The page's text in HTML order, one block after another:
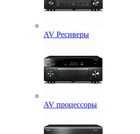
AV Ресиверы
AV процессоры